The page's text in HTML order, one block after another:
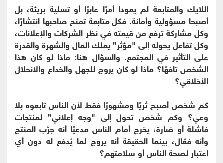
اللايك والمتابعة لم يعودا أمرًا عابرًا أو تسلية بريئة، بل
أصبحا مسؤولية وأمانة. فكل متابعة تمنح صاحبها انتشارًا،
وكل مشاركة ترفع من قيمته في نظر الشركات والإعلانات،
وكل تفاعل يحوله إلى "مؤثر” يملك المال والشهرة والقدرة
على التأثير في المجتمع. والسؤال هنا: ماذا لو كان هذا
الشخص تافهًا؟ ماذا لو كان يروج للجهل والخداع والانحلال
الأخلاقي؟
كم شخص أصبح ثريًا ومشهورًا فقط لأن الناس تابعوه بلا
وعي؟ وكم شخص تحول إلى "وجه إعلاني” لمنتجات
فاشلة أو ضارة، يخرج أمام الناس مدعيًا أنه جرّب المنتج
وأنه فعّال، بينما الحقيقة أنه يروج لما يُدفع له دون أي
اعتبار لصحة الناس أو سلامتهم؟